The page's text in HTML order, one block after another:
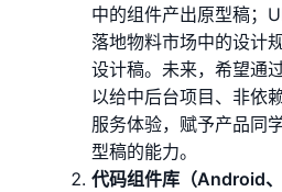
中的组件产出原型稿；
落地物料市场中的设计
设计稿。未来，希望通
以给中后台项目、非依
服务体验，赋予产品同
型稿的能力。
代码组件库（Android、